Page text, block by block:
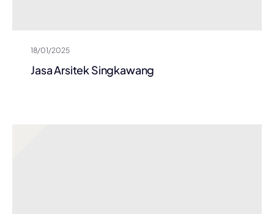
18/01/2025
Jasa Arsitek Singkawang